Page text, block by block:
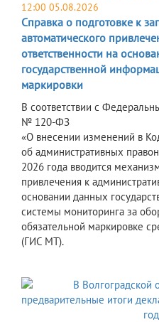
12:00 05.08.2026
Справка о подготовке к
автоматического
ответственности на
государственной
маркировки
В соответствии с
№ 120-ФЗ
«О внесении изменений в
об административных
2026 года вводится
привлечения к
основании данных
системы мониторинга за
обязательной маркировке
(ГИС МТ).